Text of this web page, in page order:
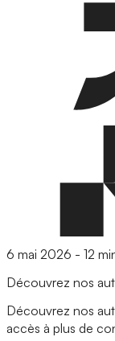
6 mai 2026 - 12
Découvrez nos
Découvrez nos
accès à plus de